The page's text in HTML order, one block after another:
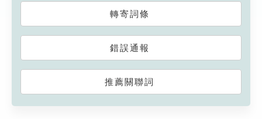
轉寄詞條
錯誤通報
推薦關聯詞